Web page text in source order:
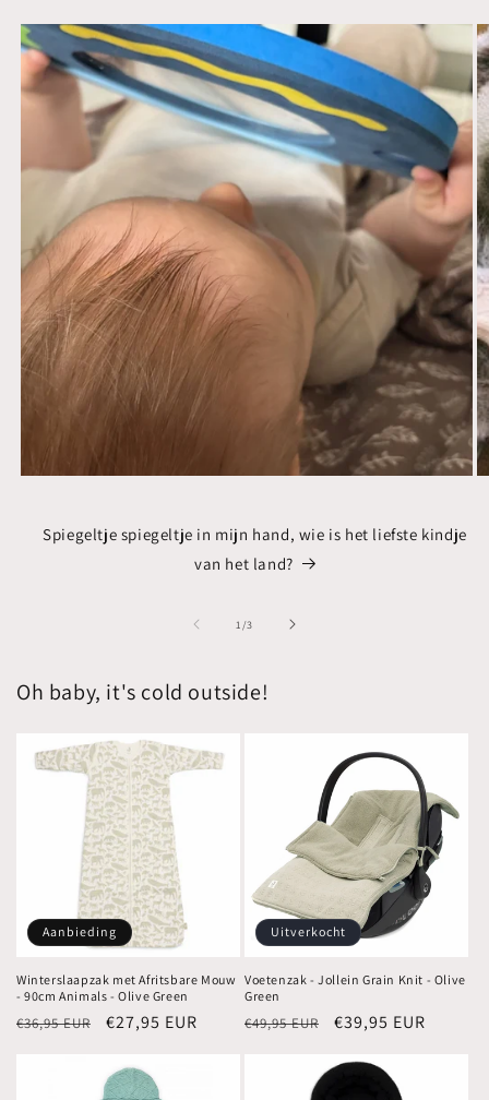
Spiegeltje spiegeltje in mijn hand, wie is het liefste kindje
van het land?
1 /van
3
Oh baby, it's cold outside!
Aanbieding
Winterslaapzak met Afritsbare Mouw
- 90cm Animals - Olive Green
Normale
€36,95 EUR Aanbiedingsprijs
€27,95 EUR
Uitverkocht
Voetenzak - Jollein Grain Knit - Olive
Green
Normale
€49,95 EUR Aanbiedingsprijs
€39,95 EUR